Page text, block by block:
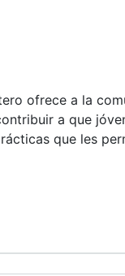
ofrece a la
a que
que les